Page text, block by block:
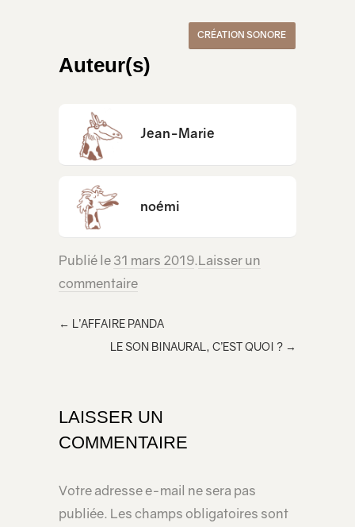
CRÉATION SONORE
Auteur(s)
Jean-Marie
noémi
Publié le 31 mars 2019.Laisser un
commentaire
← L’AFFAIRE PANDA
LE SON BINAURAL, C’EST QUOI ? →
LAISSER UN
COMMENTAIRE
Votre adresse e-mail ne sera pas
publiée. Les champs obligatoires sont